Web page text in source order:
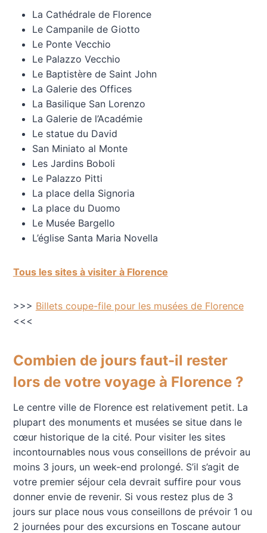
La Cathédrale de Florence
Le Campanile de Giotto
Le Ponte Vecchio
Le Palazzo Vecchio
Le Baptistère de Saint John
La Galerie des Offices
La Basilique San Lorenzo
La Galerie de l’Académie
Le statue du David
San Miniato al Monte
Les Jardins Boboli
Le Palazzo Pitti
La place della Signoria
La place du Duomo
Le Musée Bargello
L’église Santa Maria Novella
Tous les sites à visiter à Florence
>>> Billets coupe-file pour les musées de Florence
<<<
Combien de jours faut-il rester
lors de votre voyage à Florence ?
Le centre ville de Florence est relativement petit. La
plupart des monuments et musées se situe dans le
cœur historique de la cité. Pour visiter les sites
incontournables nous vous conseillons de prévoir au
moins 3 jours, un week-end prolongé. S’il s’agit de
votre premier séjour cela devrait suffire pour vous
donner envie de revenir. Si vous restez plus de 3
jours sur place nous vous conseillons de prévoir 1 ou
2 journées pour des excursions en Toscane autour